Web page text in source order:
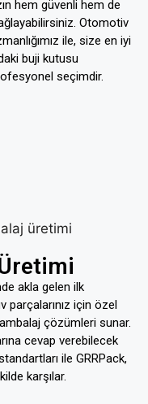
hem güvenli hem de
Otomotiv
ile, size en iyi
buji kutusu
seçimdir.
akla gelen ilk
parçalarınız için özel
çözümleri sunar.
cevap verebilecek
ile GRRPack,
karşılar.